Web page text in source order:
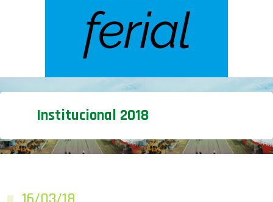
Institucional 2018
16/03 – FUNCIONARIOS DE
AGRICULTURA DEL CARIBE